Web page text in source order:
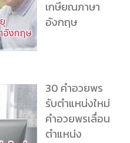
เกษียณภาษา
อังกฤษ
30 คำอวยพร
รับตำแหน่งใหม่
คำอวยพรเลื่อน
ตำแหน่ง